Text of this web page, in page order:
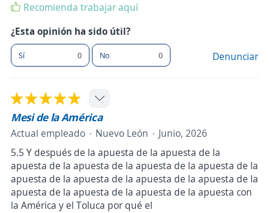
Recomienda trabajar aquí
¿Esta opinión ha sido útil?
Sí 0 No 0 Denunciar
Mesi de la América
Actual empleado Nuevo León
Junio, 2026
5.5 Y después de la apuesta de la apuesta de la
apuesta de la apuesta de la apuesta de la apuesta de la
apuesta de la apuesta de la apuesta de la apuesta de la
apuesta de la apuesta de la apuesta de la apuesta con
la América y el Toluca por qué el